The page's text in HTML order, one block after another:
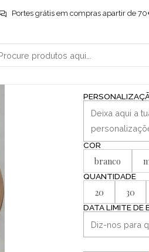
Portes grátis em compras apartir de
Início Casamentos Bases para
Bases
COR
branco
QUANTIDADE
20 30
DATA LIMITE DE